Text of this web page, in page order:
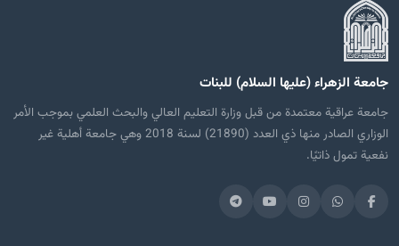
جامعة الزهراء (عليها السلام) للبنات
جامعة عراقية معتمدة من قبل وزارة التعليم العالي والبحث العلمي بموجب الأمر
الوزاري الصادر منها ذي العدد (21890) لسنة 2018 وهي جامعة أهلية غير
نفعية تمول ذاتيًا.